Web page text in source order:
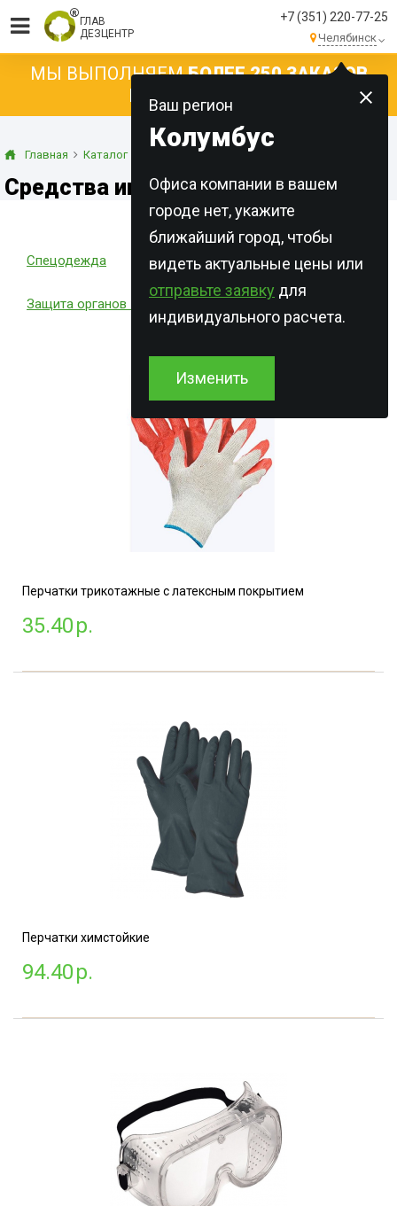
ГЛАВ
ДЕЗЦЕНТР
+7 (351) 220-77-25
Челябинск
Ваш регион
Колумбус
Офиса компании в вашем
городе нет, укажите
ближайший город, чтобы
видеть актуальные цены или
отправьте заявку для
индивидуального расчета.
Изменить
МЫ ВЫПОЛНЯЕМБОЛЕЕ 250 ЗАКАЗОВ
КАЖДЫЙ ДЕНЬ!
Главная Каталог Средства индивидуальной защиты
Средства индивидуальной защиты
Спецодежда Защита органов дыхания
Защита органов зрения
Перчатки трикотажные с латексным покрытием
35.40р.
Перчатки химстойкие
94.40р.